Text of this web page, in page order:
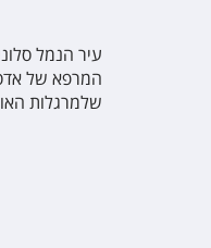
עיר הנמל
המרפא של
שלמרגלות